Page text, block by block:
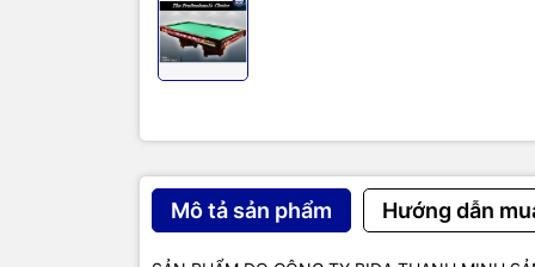
Mô tả sản phẩm Hướng dẫn